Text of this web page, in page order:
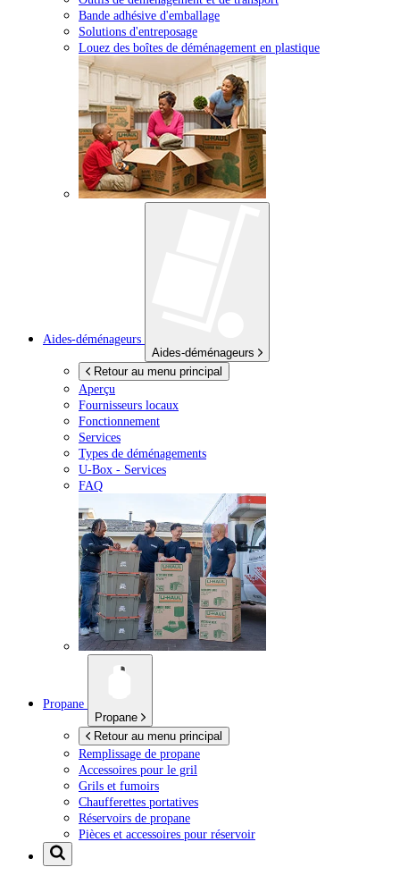
Bande adhésive d'emballage
Solutions d'entreposage
Louez des boîtes de déménagement en plastique
Aides-déménageurs
Aides-déménageurs
Retour au menu principal
Aperçu
Fournisseurs locaux
Fonctionnement
Services
Types de déménagements
U-Box - Services
FAQ
Propane
Propane
Retour au menu principal
Remplissage de propane
Accessoires pour le gril
Grils et fumoirs
Chaufferettes portatives
Réservoirs de propane
Pièces et accessoires pour réservoir